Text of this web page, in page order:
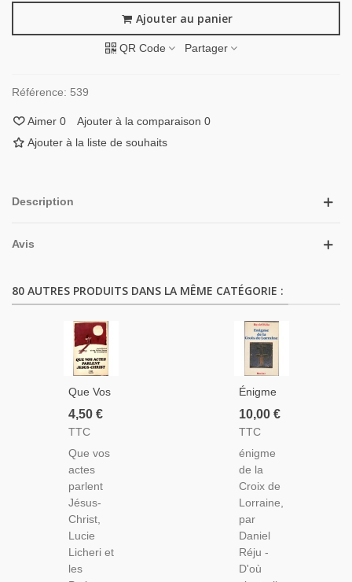
Ajouter au panier
QR Code Partager
Référence: 539
Aimer 0 Ajouter à la comparaison 0
Ajouter à la liste de souhaits
Description
Avis
80 AUTRES PRODUITS DANS LA MÊME CATÉGORIE :
Que Vos
Actes
Parlent
Christ,
Petites
Soeurs
De
L'Assomption,
Lucie
Licheri,
1980 -
4,50 €
TTC
Que vos
actes
parlent
Jésus-
Christ,
Lucie
Licheri et
les
Énigme
De La
Croix De
1982,
Daniel
Réju -
Templiers,
Bretagne
Celtique,
Général
De
10,00 €
TTC
énigme
de la
Croix de
Lorraine,
par
Daniel
Réju -
D'où